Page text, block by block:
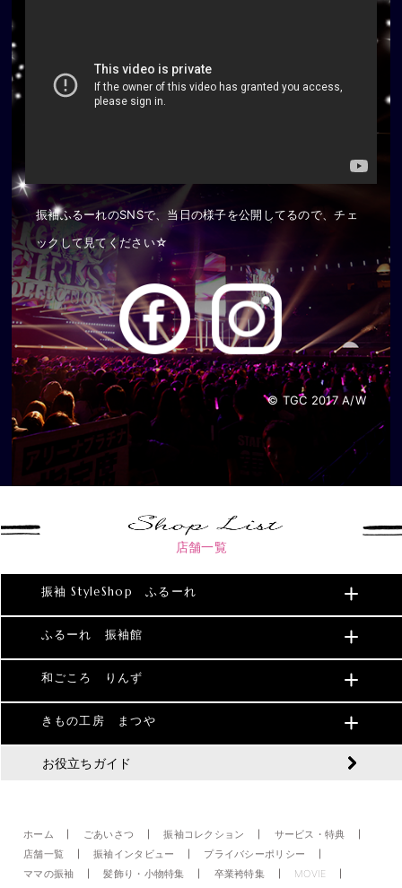
振袖ふるーれのSNSで、当日の様子を公開してるので、チェ
ックして見てください☆
© TGC 2017 A/W
店舗一覧
振袖 StyleShop ふるーれ
ふるーれ 振袖館
和ごころ りんず
きもの工房 まつや
お役立ちガイド
ホーム ごあいさつ 振袖コレクション
サービス・特典
店舗一覧
振袖インタビュー
プライバシーポリシー
ママの振袖
髪飾り・小物特集 卒業袴特集
MOVIE